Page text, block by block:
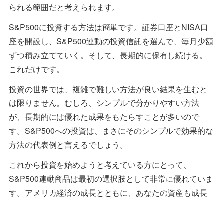
られる範囲だと考えられます。
S&P500に投資する方法は簡単です。証券口座とNISA口
座を開設し、S&P500連動の投資信託を選んで、毎月少額
ずつ積み立てていく。そして、長期的に保有し続ける。
これだけです。
投資の世界では、複雑で難しい方法が良い結果を生むと
は限りません。むしろ、シンプルで分かりやすい方法
が、長期的には優れた成果をもたらすことが多いので
す。S&P500への投資は、まさにそのシンプルで効果的な
方法の代表例と言えるでしょう。
これから投資を始めようと考えている方にとって、
S&P500連動商品は最初の選択肢として非常に優れていま
す。アメリカ経済の成長とともに、あなたの資産も成長